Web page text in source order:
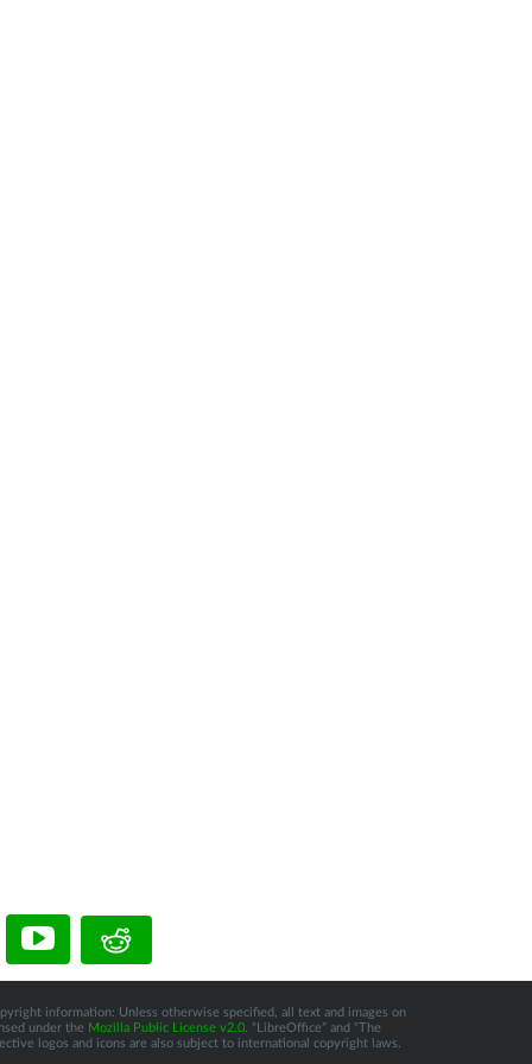
information: Unless otherwise specified, all text and images on
under the Mozilla Public License v2.0. “LibreOffice” and “The
logos and icons are also subject to international copyright laws.